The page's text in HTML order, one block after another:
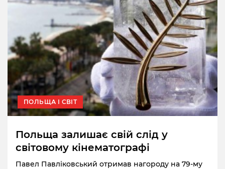
ПОЛЬЩА І СВІТ
Польща залишає свій слід у
світовому кінематографі
Павел Павліковський отримав нагороду на 79-му